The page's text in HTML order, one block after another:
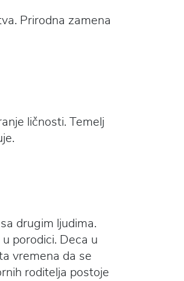
Prirodna zamena
ličnosti. Temelj
drugim ljudima.
porodici. Deca u
vremena da se
roditelja postoje